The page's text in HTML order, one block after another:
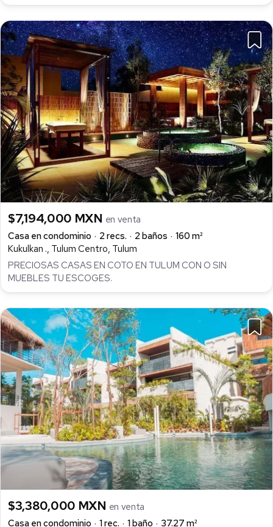
$7,194,000 MXN en venta
Casa en condominio
2 recs. 2 baños
160 m²
Kukulkan ., Tulum Centro, Tulum
PRECIOSAS CASAS EN COTO EN TULUM CON O SIN
MUEBLES TU ESCOGES.
$3,380,000 MXN en venta
Casa en condominio
1 rec. 1 baño
37.27 m²